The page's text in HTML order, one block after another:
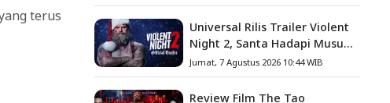
terus
Universal Rilis Trailer Violent
Night 2, Santa Hadapi Musuh
Baru
Jumat, 7 Agustus 2026 10:44 WIB
Review Film The Tao